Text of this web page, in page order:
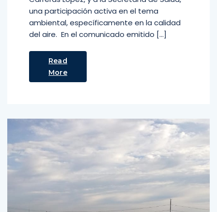
una participación activa en el tema
ambiental, específicamente en la calidad
del aire. En el comunicado emitido […]
Read
More